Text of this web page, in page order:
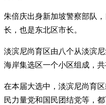
朱倍庆出身新加坡警察部队
长，也是东北区市长。
淡滨尼尚育区由八个从淡滨
海岸集选区一个小区组成，共
在本届大选中，淡滨尼尚育
民力量党和国民团结党等，都